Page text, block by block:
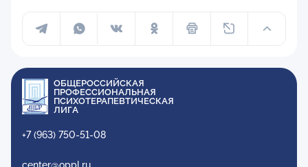
ОБЩЕРОССИЙСКАЯ
ПРОФЕССИОНАЛЬНАЯ
ПСИХОТЕРАПЕВТИЧЕСКАЯ
ЛИГА
+7 (963) 750-51-08